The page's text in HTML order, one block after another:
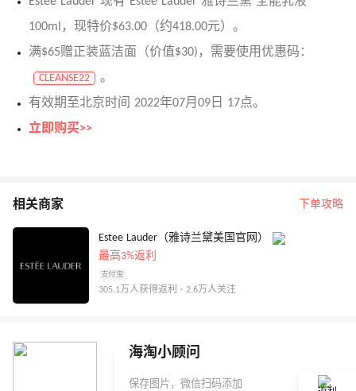
100ml，现特价$63.00（约418.00元）。
满$65赠正装蓝洁面（价值$30)，需要使用优惠码：
CLEANSE22
。
有效期至北京时间 2022年07月09日 17点。
立即购买>>
相关商家 下单攻略
Estee Lauder（雅诗兰黛美国官网）
最高3%返利
支付宝
305.1万人获得返利 · 2.6万人关注
海淘小顾问